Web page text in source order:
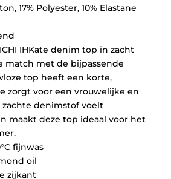
17% Polyester, 10% Elastane
IHKate denim top in zacht
match met de bijpassende
top heeft een korte,
zorgt voor een vrouwelijke en
denimstof voelt
maakt deze top ideaal voor het
fijnwas
oil
zijkant